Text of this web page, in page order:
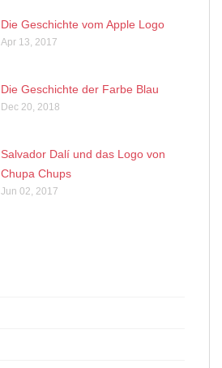
Die Geschichte vom Apple Logo
Apr 13, 2017
Die Geschichte der Farbe Blau
Dec 20, 2018
Salvador Dalí und das Logo von
Chupa Chups
Jun 02, 2017